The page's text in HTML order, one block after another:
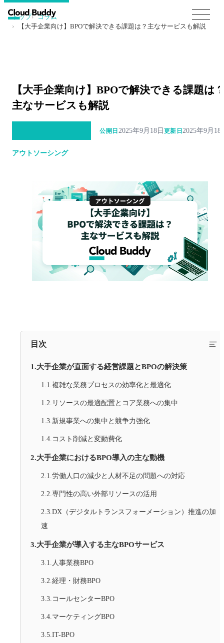
トップ
コラム
【大手企業向け】BPOで解決できる課題は？主なサービスも解説
【大手企業向け】BPOで解決できる課題は
主なサービスも解説
公開日 2025年9月18日 更新日 2025年9月18
アウトソーシング
目次
1.大手企業が直面する経営課題とBPOの解決策
1.1.複雑な業務プロセスの効率化と最適化
1.2.リソースの最適配置とコア業務への集中
1.3.新規事業への集中と競争力強化
1.4.コスト削減と変動費化
2.大手企業におけるBPO導入の主な動機
2.1.労働人口の減少と人材不足の問題への対応
2.2.専門性の高い外部リソースの活用
2.3.DX（デジタルトランスフォーメーション）推進の加
速
3.大手企業が導入する主なBPOサービス
3.1.人事業務BPO
3.2.経理・財務BPO
3.3.コールセンターBPO
3.4.マーケティングBPO
3.5.IT-BPO